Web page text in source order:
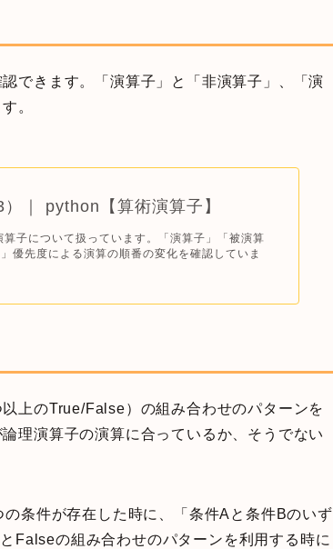
できます。「演算子」と「非演算子」、「演
。
｜ python【算術演算子】
子について扱っています。「演算子」「被演算
優先度による演算の順番の変化を確認していま
上のTrue/False）の組み合わせのパターンを
理演算子の演算に合っているか、そうでない
条件が存在した時に、「条件Aと条件Bのいず
Falseの組み合わせのパターンを利用する時に